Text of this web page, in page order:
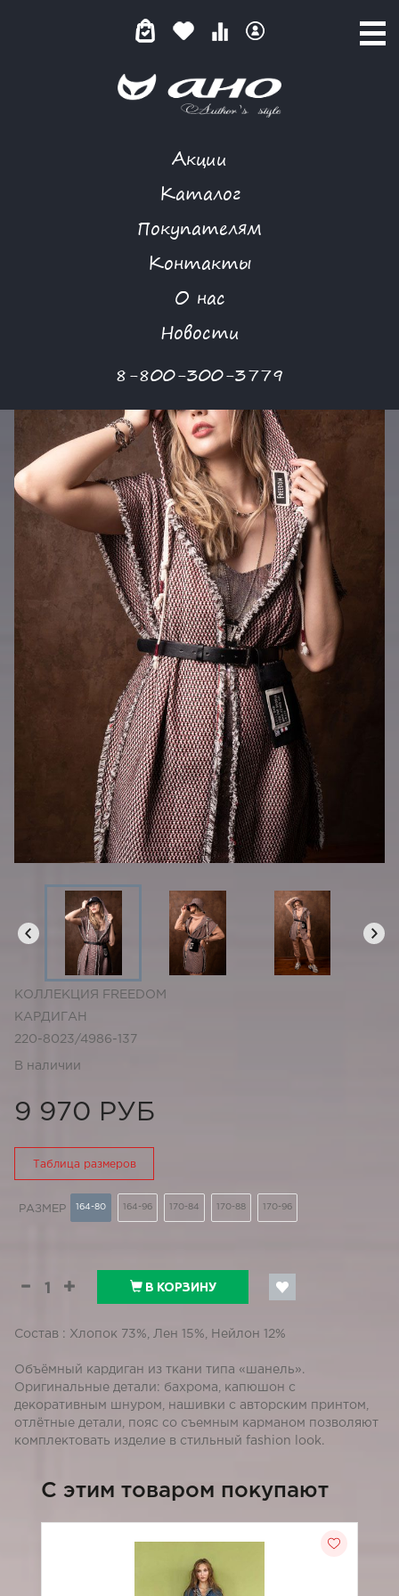
Акции
Каталог
Покупателям
Контакты
О нас
Новости
8-800-300-3779
КАПЛИ ДОЖДЯ
КОЛЛЕКЦИЯ FREEDOM
КАРДИГАН
220-8023/4986-137
В наличии
9 970 РУБ
Таблица размеров
РАЗМЕР 164-80 164-96 170-84 170-88 170-96
В КОРЗИНУ
Состав : Хлопок 73%, Лен 15%, Нейлон 12%
Объёмный кардиган из ткани типа «шанель».
Оригинальные детали: бахрома, капюшон с
декоративным шнуром, нашивки с авторским принтом,
отлётные детали, пояс со съемным карманом позволяют
комплектовать изделие в стильный fashion look.
C этим товаром покупают